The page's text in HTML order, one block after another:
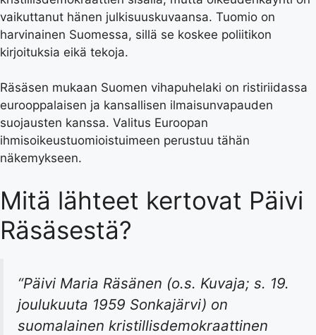
vaikuttanut hänen julkisuuskuvaansa. Tuomio on
harvinainen Suomessa, sillä se koskee poliitikon
kirjoituksia eikä tekoja.
Räsäsen mukaan Suomen vihapuhelaki on ristiriidassa
eurooppalaisen ja kansallisen ilmaisunvapauden
suojausten kanssa. Valitus Euroopan
ihmisoikeustuomioistuimeen perustuu tähän
näkemykseen.
Mitä lähteet kertovat Päivi
Räsäsestä?
“Päivi Maria Räsänen (o.s. Kuvaja; s. 19.
joulukuuta 1959 Sonkajärvi) on
suomalainen kristillisdemokraattinen